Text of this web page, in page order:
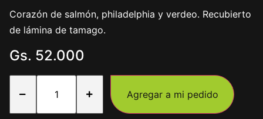
Corazón de salmón, philadelphia y verdeo. Recubierto
de lámina de tamago.
Gs. 52.000
Agregar a mi pedido